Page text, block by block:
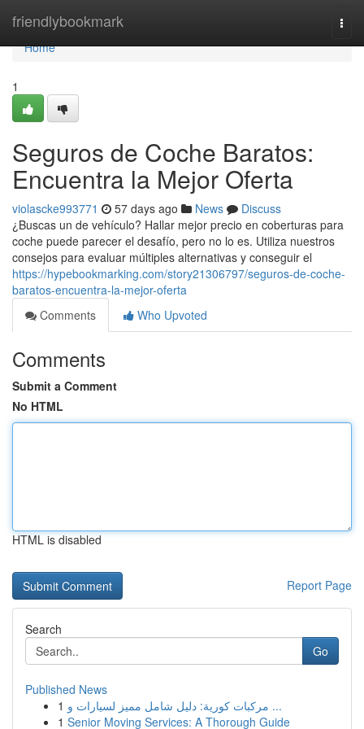
friendlybookmark
Home
Home
1
Seguros de Coche Baratos:
Encuentra la Mejor Oferta
violascke993771 57 days ago News
Discuss
¿Buscas un de vehículo? Hallar mejor precio en coberturas para
coche puede parecer el desafío, pero no lo es. Utiliza nuestros
consejos para evaluar múltiples alternativas y conseguir el
https://hypebookmarking.com/story21306797/seguros-de-coche-
baratos-encuentra-la-mejor-oferta
Comments
Who Upvoted
Comments
Submit a Comment
No HTML
HTML is disabled
Report Page
Search
Go
Published News
1
مركبات كورية: دليل شامل مميز لسيارات و ...
1 Senior Moving Services: A Thorough Guide